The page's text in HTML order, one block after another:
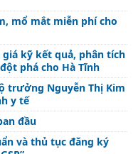
mổ mắt miễn phí cho
kỹ kết quả, phân tích
phá cho Hà Tĩnh
trưởng Nguyễn Thị Kim
y tế
đầu